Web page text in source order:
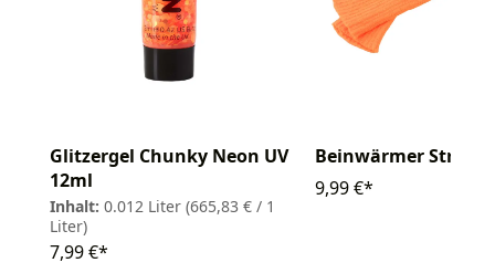
Glitzergel Chunky Neon UV
12ml
Inhalt: 0.012 Liter (665,83 € / 1
Liter)
7,99 €*
Beinwärmer Strick
9,99 €*